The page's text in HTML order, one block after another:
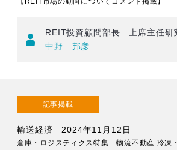
REIT投資顧問部長 上席主任研
中野 邦彦
記事掲載
輸送経済 2024年11月12日
倉庫・ロジスティクス特集 物流不動産 冷凍